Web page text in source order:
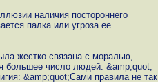
наличия постороннего
палка или угроза ее
жестко связана с моралью,
большее число людей. &amp;quot;
&amp;quot;Сами правила не так